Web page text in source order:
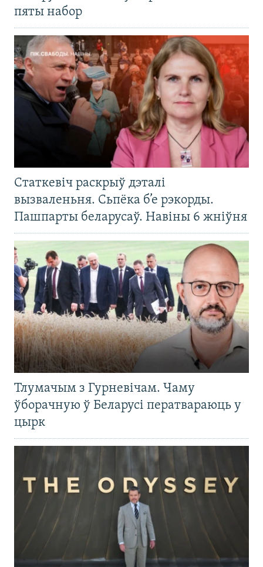
пяты набор
Статкевіч раскрыў дэталі
вызваленьня. Сьпёка б’е рэкорды.
Пашпарты беларусаў. Навіны 6 жніўня
Тлумачым з Гурневічам. Чаму
ўборачную ў Беларусі ператвараюць у
цырк